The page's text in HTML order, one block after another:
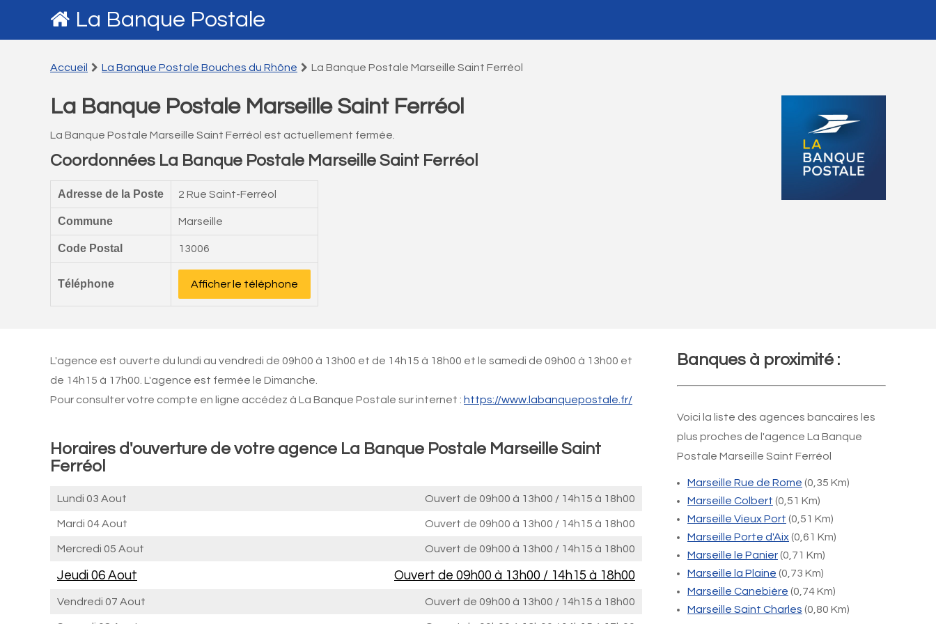
La Banque Postale
Accueil La Banque Postale Bouches du Rhône La Banque Postale Marseille Saint Ferréol
La Banque Postale Marseille Saint Ferréol
La Banque Postale Marseille Saint Ferréol est actuellement fermée.
Coordonnées La Banque Postale Marseille Saint Ferréol
Adresse de la Poste 2 Rue Saint-Ferréol
Commune Marseille
Code Postal 13006
Téléphone Afficher le téléphone
L'agence est ouverte du lundi au vendredi de 09h00 à 13h00 et de 14h15 à 18h00 et le samedi de 09h00 à 13h00 et
de 14h15 à 17h00. L'agence est fermée le Dimanche.
Pour consulter votre compte en ligne accédez à La Banque Postale sur internet : https://www.labanquepostale.fr/
Horaires d'ouverture de votre agence La Banque Postale Marseille Saint
Ferréol
Lundi 03 Aout Ouvert de 09h00 à 13h00 / 14h15 à 18h00
Mardi 04 Aout Ouvert de 09h00 à 13h00 / 14h15 à 18h00
Mercredi 05 Aout Ouvert de 09h00 à 13h00 / 14h15 à 18h00
Jeudi 06 Aout Ouvert de 09h00 à 13h00 / 14h15 à 18h00
Vendredi 07 Aout Ouvert de 09h00 à 13h00 / 14h15 à 18h00
Banques à proximité :
Voici la liste des agences bancaires les
plus proches de l'agence La Banque
Postale Marseille Saint Ferréol
Marseille Rue de Rome (0,35 Km)
Marseille Colbert (0,51 Km)
Marseille Vieux Port (0,51 Km)
Marseille Porte d'Aix(0,61 Km)
Marseille le Panier(0,71 Km)
Marseille la Plaine (0,73 Km)
Marseille Canebière (0,74 Km)
Marseille Saint Charles (0,80 Km)